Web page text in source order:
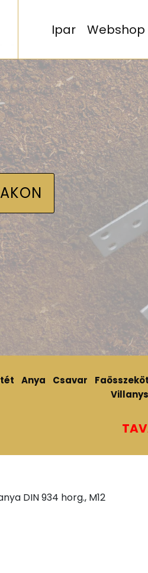
Ipar Webshop
Anya Csavar
DIN 934 horg., M12